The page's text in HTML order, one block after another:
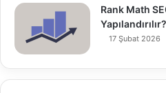
Rank Math
Yapılandırılır?
17 Şubat 2026